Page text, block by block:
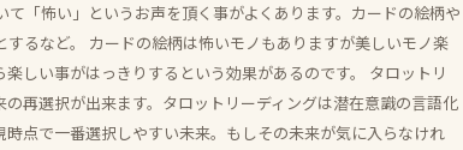
「怖い」というお声を頂く事がよくあります。カードの絵柄や
るなど。 カードの絵柄は怖いモノもありますが美しいモノ楽
しい事がはっきりするという効果があるのです。 タロットリ
再選択が出来ます。タロットリーディングは潜在意識の言語化
点で一番選択しやすい未来。もしその未来が気に入らなけれ